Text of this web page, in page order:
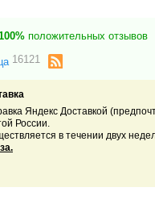
положительных отзывов
16121
Яндекс Доставкой
России.
в течении двух